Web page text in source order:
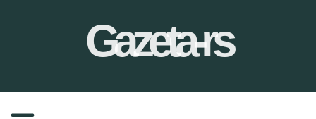
Gazeta-rs